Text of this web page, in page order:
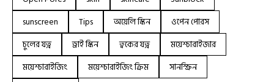
sunscreen
Tips অয়েলি স্কিন
ওপেন পোরস
চুলের যত্ন
ড্রাই স্কিন ত্বকের যত্ন
ময়েশ্চারাইজার
ময়েশ্চারাইজিং
ময়েশ্চারাইজিং ক্রিম
সানস্ক্রিন